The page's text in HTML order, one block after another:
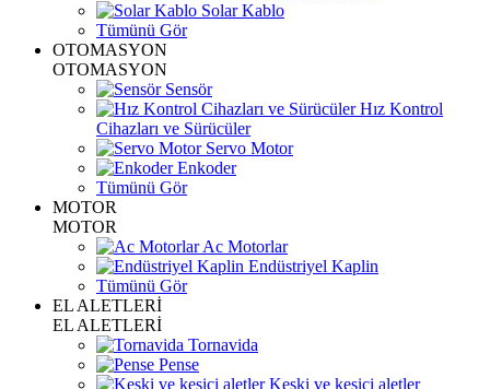
Solar Kablo
Tümünü Gör
OTOMASYON
OTOMASYON
Sensör
Hız Kontrol
Cihazları ve Sürücüler
Servo Motor
Enkoder
Tümünü Gör
MOTOR
MOTOR
Ac Motorlar
Endüstriyel Kaplin
Tümünü Gör
EL ALETLERİ
EL ALETLERİ
Tornavida
Pense
Keski ve kesici aletler